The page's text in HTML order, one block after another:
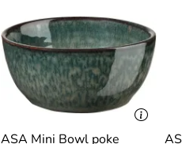
ASA Mini Bowl poke